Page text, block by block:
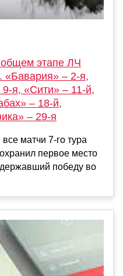
этапе ЛЧ
«Бавария» – 2-я,
я, «Сити» – 11-й,
– 18-й,
– 29-я
матчи 7-го тура
первое место
победу во